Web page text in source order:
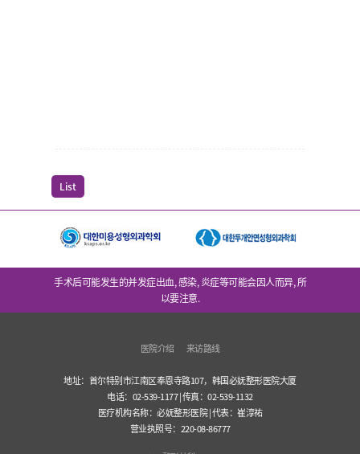
List
手术后可能发生的并发症出血, 感染, 炎症等可能会因人而异, 所
以要注意.
医院介绍 来访路线
地址：首尔特别市江南区奉恩寺路107，韩国必妩整形医院大厦
电话：02-539-1177 | 传真：02-539-1132
医疗机构名称：必妩整形医院 | 代表：崔淳祐
营业执照号：220-08-86777